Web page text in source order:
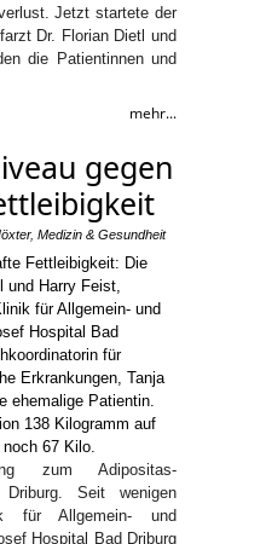
Jetzt startete der
Dr. Florian Dietl und
die Patientinnen und
mehr...
gegen
, Medizin & Gesundheit
zum Adipositas-
Driburg. Seit wenigen
für Allgemein- und
Hospital Bad Driburg